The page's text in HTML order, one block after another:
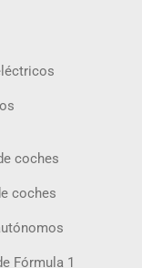
coches
coches
Fórmula 1